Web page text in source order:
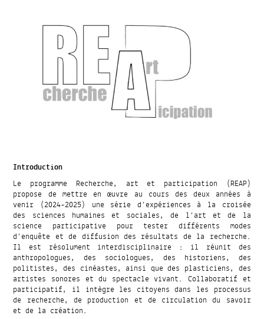
Introduction
Le programme Recherche, art et participation (REAP)
propose de mettre en œuvre au cours des deux années à
venir (2024-2025) une série d’expériences à la croisée
des sciences humaines et sociales, de l’art et de la
science participative pour tester différents modes
d’enquête et de diffusion des résultats de la recherche.
Il est résolument interdisciplinaire : il réunit des
anthropologues, des sociologues, des historiens, des
politistes, des cinéastes, ainsi que des plasticiens, des
artistes sonores et du spectacle vivant. Collaboratif et
participatif, il intègre les citoyens dans les processus
de recherche, de production et de circulation du savoir
et de la création.